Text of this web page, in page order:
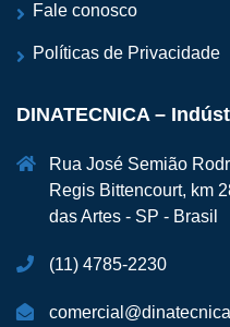
Fale conosco
Políticas de Privacidade
DINATECNICA –
Rua José Semião
Regis Bittencourt, km
das Artes - SP - Brasil
(11) 4785-2230